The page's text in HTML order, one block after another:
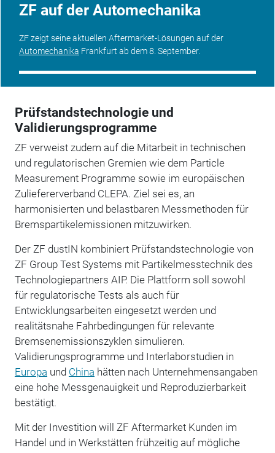
ZF auf der Automechanika
ZF zeigt seine aktuellen Aftermarket-Lösungen auf der
Automechanika Frankfurt ab dem 8. September.
Prüfstandstechnologie und
Validierungsprogramme
ZF verweist zudem auf die Mitarbeit in technischen
und regulatorischen Gremien wie dem Particle
Measurement Programme sowie im europäischen
Zuliefererverband CLEPA. Ziel sei es, an
harmonisierten und belastbaren Messmethoden für
Bremspartikelemissionen mitzuwirken.
Der ZF dustIN kombiniert Prüfstandstechnologie von
ZF Group Test Systems mit Partikelmesstechnik des
Technologiepartners AIP. Die Plattform soll sowohl
für regulatorische Tests als auch für
Entwicklungsarbeiten eingesetzt werden und
realitätsnahe Fahrbedingungen für relevante
Bremsenemissionszyklen simulieren.
Validierungsprogramme und Interlaborstudien in
Europa und China hätten nach Unternehmensangaben
eine hohe Messgenauigkeit und Reproduzierbarkeit
bestätigt.
Mit der Investition will ZF Aftermarket Kunden im
Handel und in Werkstätten frühzeitig auf mögliche